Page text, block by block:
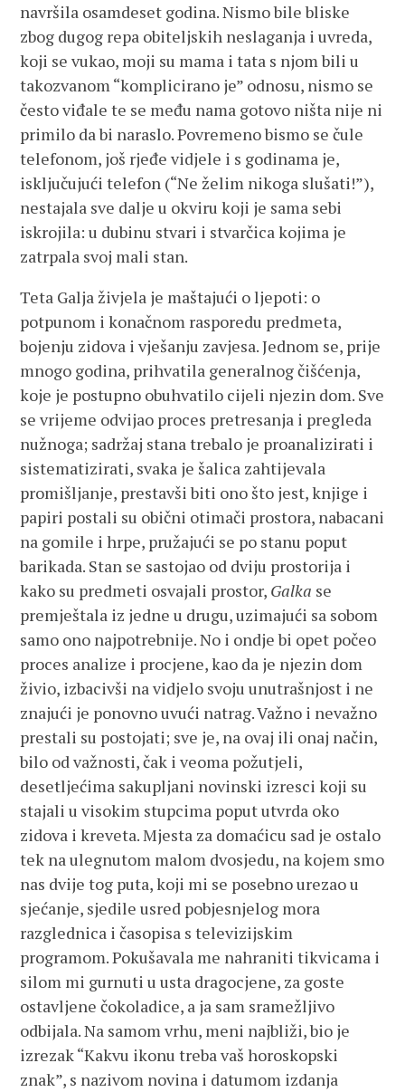
navršila osamdeset godina. Nismo bile bliske
zbog dugog repa obiteljskih neslaganja i uvreda,
koji se vukao, moji su mama i tata s njom bili u
takozvanom “komplicirano je” odnosu, nismo se
često viđale te se među nama gotovo ništa nije ni
primilo da bi naraslo. Povremeno bismo se čule
telefonom, još rjeđe vidjele i s godinama je,
isključujući telefon (“Ne želim nikoga slušati!”),
nestajala sve dalje u okviru koji je sama sebi
iskrojila: u dubinu stvari i stvarčica kojima je
zatrpala svoj mali stan.
Teta Galja živjela je maštajući o ljepoti: o
potpunom i konačnom rasporedu predmeta,
bojenju zidova i vješanju zavjesa. Jednom se, prije
mnogo godina, prihvatila generalnog čišćenja,
koje je postupno obuhvatilo cijeli njezin dom. Sve
se vrijeme odvijao proces pretresanja i pregleda
nužnoga; sadržaj stana trebalo je proanalizirati i
sistematizirati, svaka je šalica zahtijevala
promišljanje, prestavši biti ono što jest, knjige i
papiri postali su obični otimači prostora, nabacani
na gomile i hrpe, pružajući se po stanu poput
barikada. Stan se sastojao od dviju prostorija i
kako su predmeti osvajali prostor, Galka se
premještala iz jedne u drugu, uzimajući sa sobom
samo ono najpotrebnije. No i ondje bi opet počeo
proces analize i procjene, kao da je njezin dom
živio, izbacivši na vidjelo svoju unutrašnjost i ne
znajući je ponovno uvući natrag. Važno i nevažno
prestali su postojati; sve je, na ovaj ili onaj način,
bilo od važnosti, čak i veoma požutjeli,
desetljećima sakupljani novinski izresci koji su
stajali u visokim stupcima poput utvrda oko
zidova i kreveta. Mjesta za domaćicu sad je ostalo
tek na ulegnutom malom dvosjedu, na kojem smo
nas dvije tog puta, koji mi se posebno urezao u
sjećanje, sjedile usred pobjesnjelog mora
razglednica i časopisa s televizijskim
programom. Pokušavala me nahraniti tikvicama i
silom mi gurnuti u usta dragocjene, za goste
ostavljene čokoladice, a ja sam sramežljivo
odbijala. Na samom vrhu, meni najbliži, bio je
izrezak “Kakvu ikonu treba vaš horoskopski
znak”, s nazivom novina i datumom izdanja